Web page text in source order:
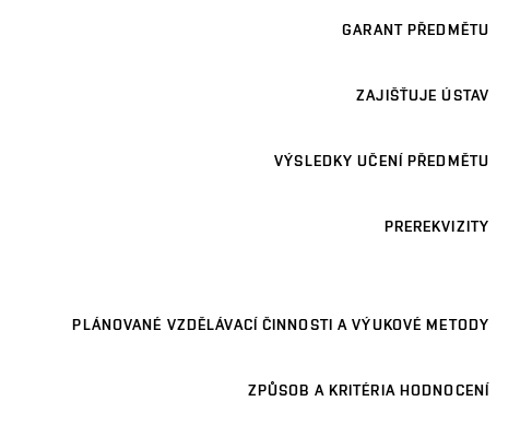
GARANT PŘEDMĚTU
ZAJIŠŤUJE ÚSTAV
VÝSLEDKY UČENÍ PŘEDMĚTU
PREREKVIZITY
PLÁNOVANÉ VZDĚLÁVACÍ ČINNOSTI A VÝUKOVÉ METODY
ZPŮSOB A KRITÉRIA HODNOCENÍ